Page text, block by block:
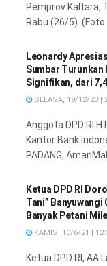
Pemprov Kaltara,
Rabu (26/5). (Foto
Leonardy
Sumbar Turunkan
Signifikan, dari
SELASA, 19/12/23 |
Anggota DPD RI
Kantor Bank
PADANG,
Ketua DPD RI
Tani” Banyuwangi
Banyak Petani
KAMIS, 10/6/21 |
Ketua DPD RI,